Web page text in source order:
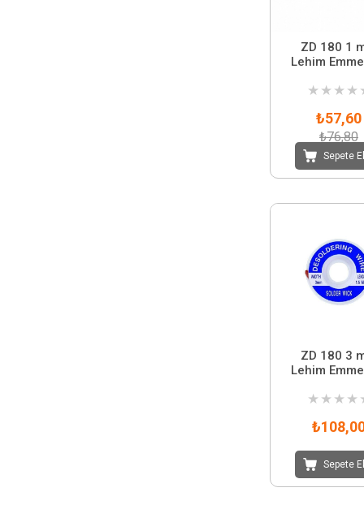
ZD 180 1
Lehim
★ ★ ★ ★
₺57,60
₺76,80
Sepete
ZD 180 3
Lehim
★ ★ ★ ★
Sepete